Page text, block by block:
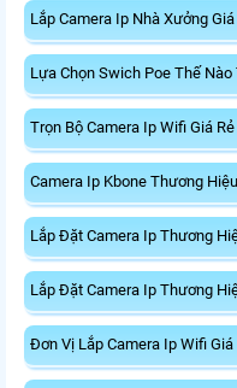
Lắp Camera Ip Nhà Xưởng
Lựa Chọn Swich Poe Thế
Trọn Bộ Camera Ip Wifi Giá Rẻ
Camera Ip Kbone Thương
Lắp Đặt Camera Ip Thương
Lắp Đặt Camera Ip Thương
Đơn Vị Lắp Camera Ip Wifi Giá